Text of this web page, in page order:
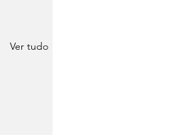
Ver tudo